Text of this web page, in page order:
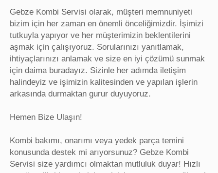
Gebze Kombi Servisi olarak, müşteri memnuniyeti
bizim için her zaman en önemli önceliğimizdir. İşimizi
tutkuyla yapıyor ve her müşterimizin beklentilerini
aşmak için çalışıyoruz. Sorularınızı yanıtlamak,
ihtiyaçlarınızı anlamak ve size en iyi çözümü sunmak
için daima buradayız. Sizinle her adımda iletişim
halindeyiz ve işimizin kalitesinden ve yapılan işlerin
arkasında durmaktan gurur duyuyoruz.
Hemen Bize Ulaşın!
Kombi bakımı, onarımı veya yedek parça temini
konusunda destek mi arıyorsunuz? Gebze Kombi
Servisi size yardımcı olmaktan mutluluk duyar! Hızlı